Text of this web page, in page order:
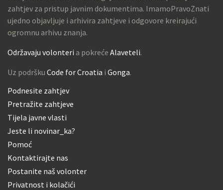
zahtjev za pristup javnim dokumentima. ImamoPravoZnati
ujedno objavljuje i arhivira zahtjeve i odgovore kreirajući
ogromnu arhivu znanja.
Održavaju volonteri a pokreće Alaveteli.
Uz podršku Code for Croatia i Gonga.
Podnesite zahtjev
Pretražite zahtjeve
Tijela javne vlasti
Jeste li novinar_ka?
Pomoć
Kontaktirajte nas
Postanite naš volonter
Privatnost i kolačići